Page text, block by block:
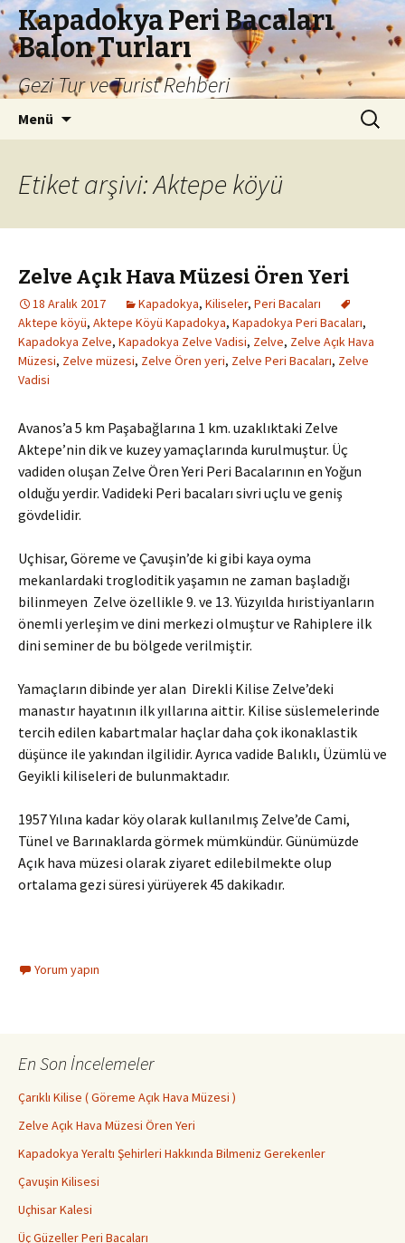
Kapadokya Peri Bacaları
Balon Turları
Gezi Tur ve Turist Rehberi
Menü Arama:
Etiket arşivi: Aktepe köyü
Zelve Açık Hava Müzesi Ören Yeri
18 Aralık 2017 Kapadokya, Kiliseler, Peri Bacaları
Aktepe köyü, Aktepe Köyü Kapadokya, Kapadokya Peri Bacaları,
Kapadokya Zelve, Kapadokya Zelve Vadisi, Zelve, Zelve Açık Hava
Müzesi, Zelve müzesi, Zelve Ören yeri, Zelve Peri Bacaları, Zelve
Vadisi
Avanos’a 5 km Paşabağlarına 1 km. uzaklıktaki Zelve
Aktepe’nin dik ve kuzey yamaçlarında kurulmuştur. Üç
vadiden oluşan Zelve Ören Yeri Peri Bacalarının en Yoğun
olduğu yerdir. Vadideki Peri bacaları sivri uçlu ve geniş
gövdelidir.
Uçhisar, Göreme ve Çavuşin’de ki gibi kaya oyma
mekanlardaki trogloditik yaşamın ne zaman başladığı
bilinmeyen Zelve özellikle 9. ve 13. Yüzyılda hıristiyanların
önemli yerleşim ve dini merkezi olmuştur ve Rahiplere ilk
dini seminer de bu bölgede verilmiştir.
Yamaçların dibinde yer alan Direkli Kilise Zelve’deki
manastır hayatının ilk yıllarına aittir. Kilise süslemelerinde
tercih edilen kabartmalar haçlar daha çok ikonaklastik
düşünce ile yakından ilgilidir. Ayrıca vadide Balıklı, Üzümlü ve
Geyikli kiliseleri de bulunmaktadır.
1957 Yılına kadar köy olarak kullanılmış Zelve’de Cami,
Tünel ve Barınaklarda görmek mümkündür. Günümüzde
Açık hava müzesi olarak ziyaret edilebilmekte olup
ortalama gezi süresi yürüyerek 45 dakikadır.
Yorum yapın
En Son İncelemeler
Çarıklı Kilise ( Göreme Açık Hava Müzesi )
Zelve Açık Hava Müzesi Ören Yeri
Kapadokya Yeraltı Şehirleri Hakkında Bilmeniz Gerekenler
Çavuşin Kilisesi
Uçhisar Kalesi
Üç Güzeller Peri Bacaları